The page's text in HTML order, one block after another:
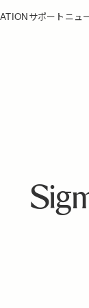
サポート ニュ